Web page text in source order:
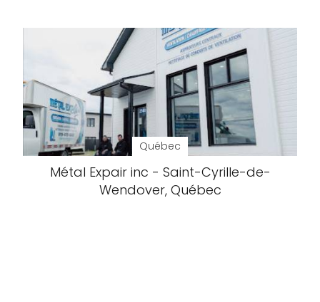
Québec
Métal Expair inc - Saint-Cyrille-de-
Wendover, Québec